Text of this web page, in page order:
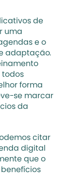
de
uma
e o
adaptação.
todos
forma
se marcar
da
citar
digital
que o